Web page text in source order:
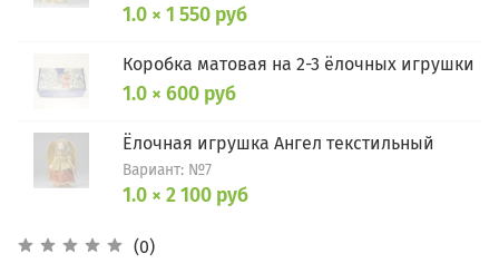
(0)
1.0 × 1 550 руб
Коробка матовая на 2-3 ёлочных игрушки
1.0 × 600 руб
Ёлочная игрушка Ангел текстильный
Вариант: №7
1.0 × 2 100 руб